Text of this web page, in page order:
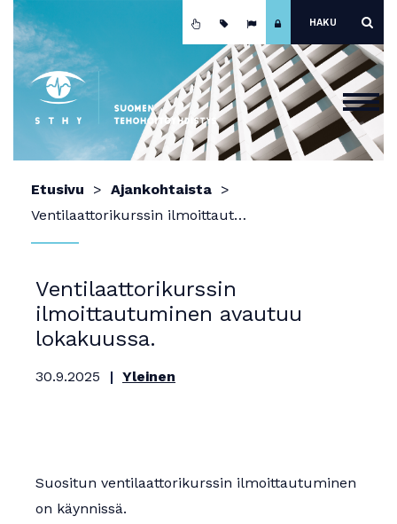
Ajankohtaista
Yhdistys
Koulutus
Jäsenyys
Mainokset ja näyttely
Teho-osastot
Etusivu
Ajankohtaista
Ventilaattorikurssin ilmoittautuminen avautuu lokakuussa.
Ventilaattorikurssin
ilmoittautuminen avautuu
lokakuussa.
30.9.2025 Yleinen
Suositun ventilaattorikurssin ilmoittautuminen
on käynnissä.